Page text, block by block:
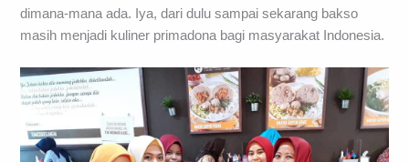
dimana-mana ada. Iya, dari dulu sampai sekarang bakso
masih menjadi kuliner primadona bagi masyarakat Indonesia.